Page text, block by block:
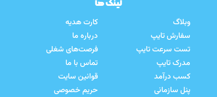
لینک ها
وبلاگ
سفارش تایپ
تست سرعت تایپ
مدرک تایپ
کسب درآمد
پنل سازمانی
کارت هدیه
درباره ما
فرصت‌های شغلی
تماس با ما
قوانین سایت
حریم خصوصی